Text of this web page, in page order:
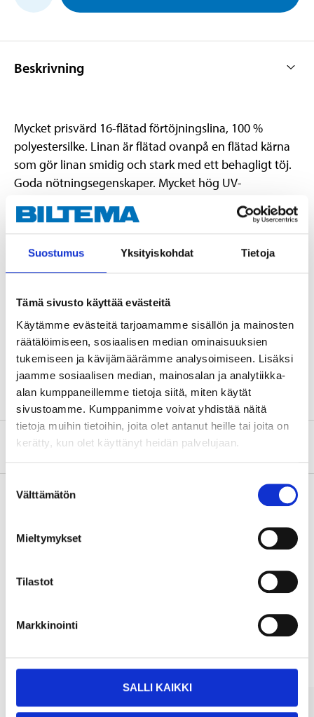
Suostumus Yksityiskohdat Tietoja
Tämä sivusto käyttää evästeitä
Käytämme evästeitä tarjoamamme sisällön ja mainosten
räätälöimiseen, sosiaalisen median ominaisuuksien
tukemiseen ja kävijämäärämme analysoimiseen. Lisäksi
jaamme sosiaalisen median, mainosalan ja analytiikka-
alan kumppaneillemme tietoja siitä, miten käytät
sivustoamme. Kumppanimme voivat yhdistää näitä
tietoja muihin tietoihin, joita olet antanut heille tai joita on
kerätty, kun olet käyttänyt heidän palvelujaan.
valinta
Välttämätön
Mieltymykset
Tilastot
Markkinointi
SALLI KAIKKI
Beskrivning
Mycket prisvärd 16-flätad förtöjningslina, 100 %
polyestersilke. Linan är flätad ovanpå en flätad kärna
som gör linan smidig och stark med ett behagligt töj.
Goda nötningsegenskaper. Mycket hög UV-
Teknisk specifikation
Diameter
Längd
Brottgräns
5100 kg
Marinblå
Om tillverkaren
Andra kunder köpte också